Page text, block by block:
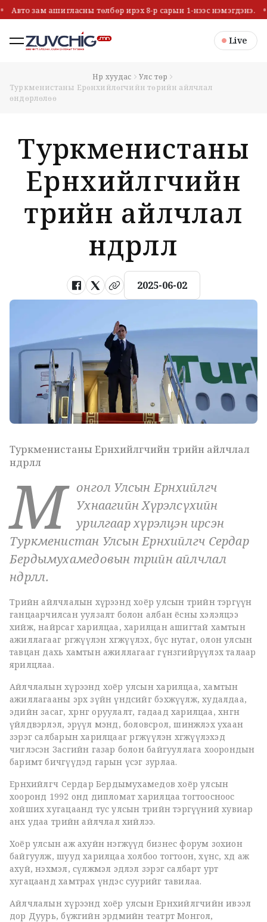
Авто зам ашигласны төлбөр ирэх 8-р сарын 1-нээс нэмэгдэнэ.
Live
Нүүр хуудас
Улс төр
Туркменистаны Ерөнхийлөгчийн төрийн айлчлал
өндөрлөлөө
Туркменистаны
Ерөнхийлөгчийн
төрийн айлчлал
өндөрлөлөө
2025-06-02
Туркменистаны Ерөнхийлөгчийн төрийн айлчлал
өндөрлөлөө
М онгол Улсын Ерөнхийлөгч
Ухнаагийн Хүрэлсүхийн
урилгаар хүрэлцэн ирсэн
Туркменистан Улсын Ерөнхийлөгч Сердар
Бердымухамедовын төрийн айлчлал
өндөрлөлөө.
Төрийн айлчлалын хүрээнд хоёр улсын төрийн тэргүүн
ганцаарчилсан уулзалт болон албан ёсны хэлэлцээ
хийж, найрсаг харилцаа, харилцан ашигтай хамтын
ажиллагааг өргөжүүлэн хөгжүүлэх, бүс нутаг, олон улсын
тавцан дахь хамтын ажиллагааг гүнзгийрүүлэх талаар
ярилцлаа.
Айлчлалын хүрээнд хоёр улсын харилцаа, хамтын
ажиллагааны эрх зүйн үндсийг бэхжүүлж, худалдаа,
эдийн засаг, хөрөнгө оруулалт, гадаад харилцаа, хөнгөн
үйлдвэрлэл, эрүүл мэнд, боловсрол, шинжлэх ухаан
зэрэг салбарын харилцааг өргөжүүлэн хөгжүүлэхэд
чиглэсэн Засгийн газар болон байгууллага хоорондын
баримт бичгүүдэд гарын үсэг зурлаа.
Ерөнхийлөгч Сердар Бердымухамедов хоёр улсын
хооронд 1992 онд дипломат харилцаа тогтоосноос
хойших хугацаанд тус улсын төрийн тэргүүний хувиар
анх удаа төрийн айлчлал хийлээ.
Хоёр улсын аж ахуйн нэгжүүд бизнес форум зохион
байгуулж, шууд харилцаа холбоо тогтоон, хүнс, хөдөө аж
ахуй, нэхмэл, сүлжмэл эдлэл зэрэг салбарт урт
хугацаанд хамтрах үндэс суурийг тавилаа.
Айлчлалын хүрээнд хоёр улсын Ерөнхийлөгчийн ивээл
дор Дуурь, бүжгийн эрдмийн театрт Монгол,